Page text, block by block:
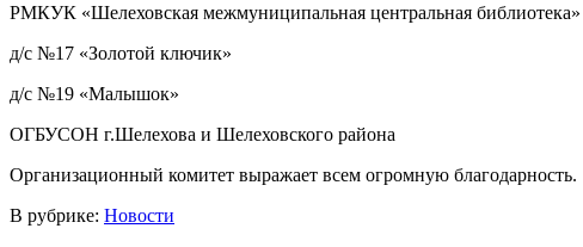
РМКУК «Шелеховская межмуниципальная центральная библиотека»
д/с №17 «Золотой ключик»
д/с №19 «Малышок»
ОГБУСОН г.Шелехова и Шелеховского района
Организационный комитет выражает всем огромную благодарность.
В рубрике: Новости